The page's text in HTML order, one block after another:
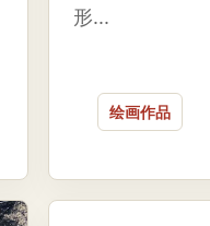
形...
绘画作品